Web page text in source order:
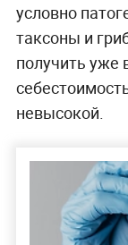
условно
таксоны и
получить уже
невысокой.